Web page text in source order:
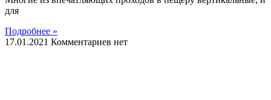
для
Подробнее »
17.01.2021 Комментариев нет